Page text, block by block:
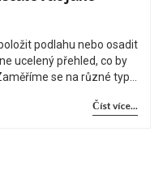
podlahu nebo osadit
ucelený přehled, co by
se na různé typy
také praktické rady,
Číst více...